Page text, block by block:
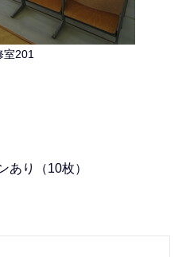
室201
あり（10枚）